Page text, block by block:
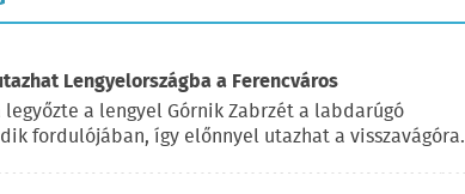
Lengyelországba a Ferencváros
a lengyel Górnik Zabrzét a labdarúgó
fordulójában, így előnnyel utazhat a visszavágóra.